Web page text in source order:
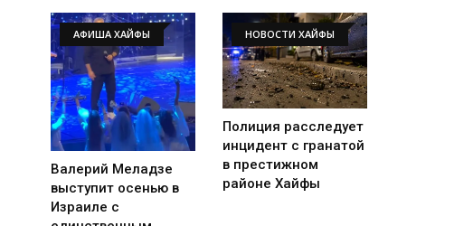
АФИША ХАЙФЫ
Валерий Меладзе
выступит осенью в
Израиле с
НОВОСТИ ХАЙФЫ
Полиция расследует
инцидент с гранатой
в престижном
районе Хайфы